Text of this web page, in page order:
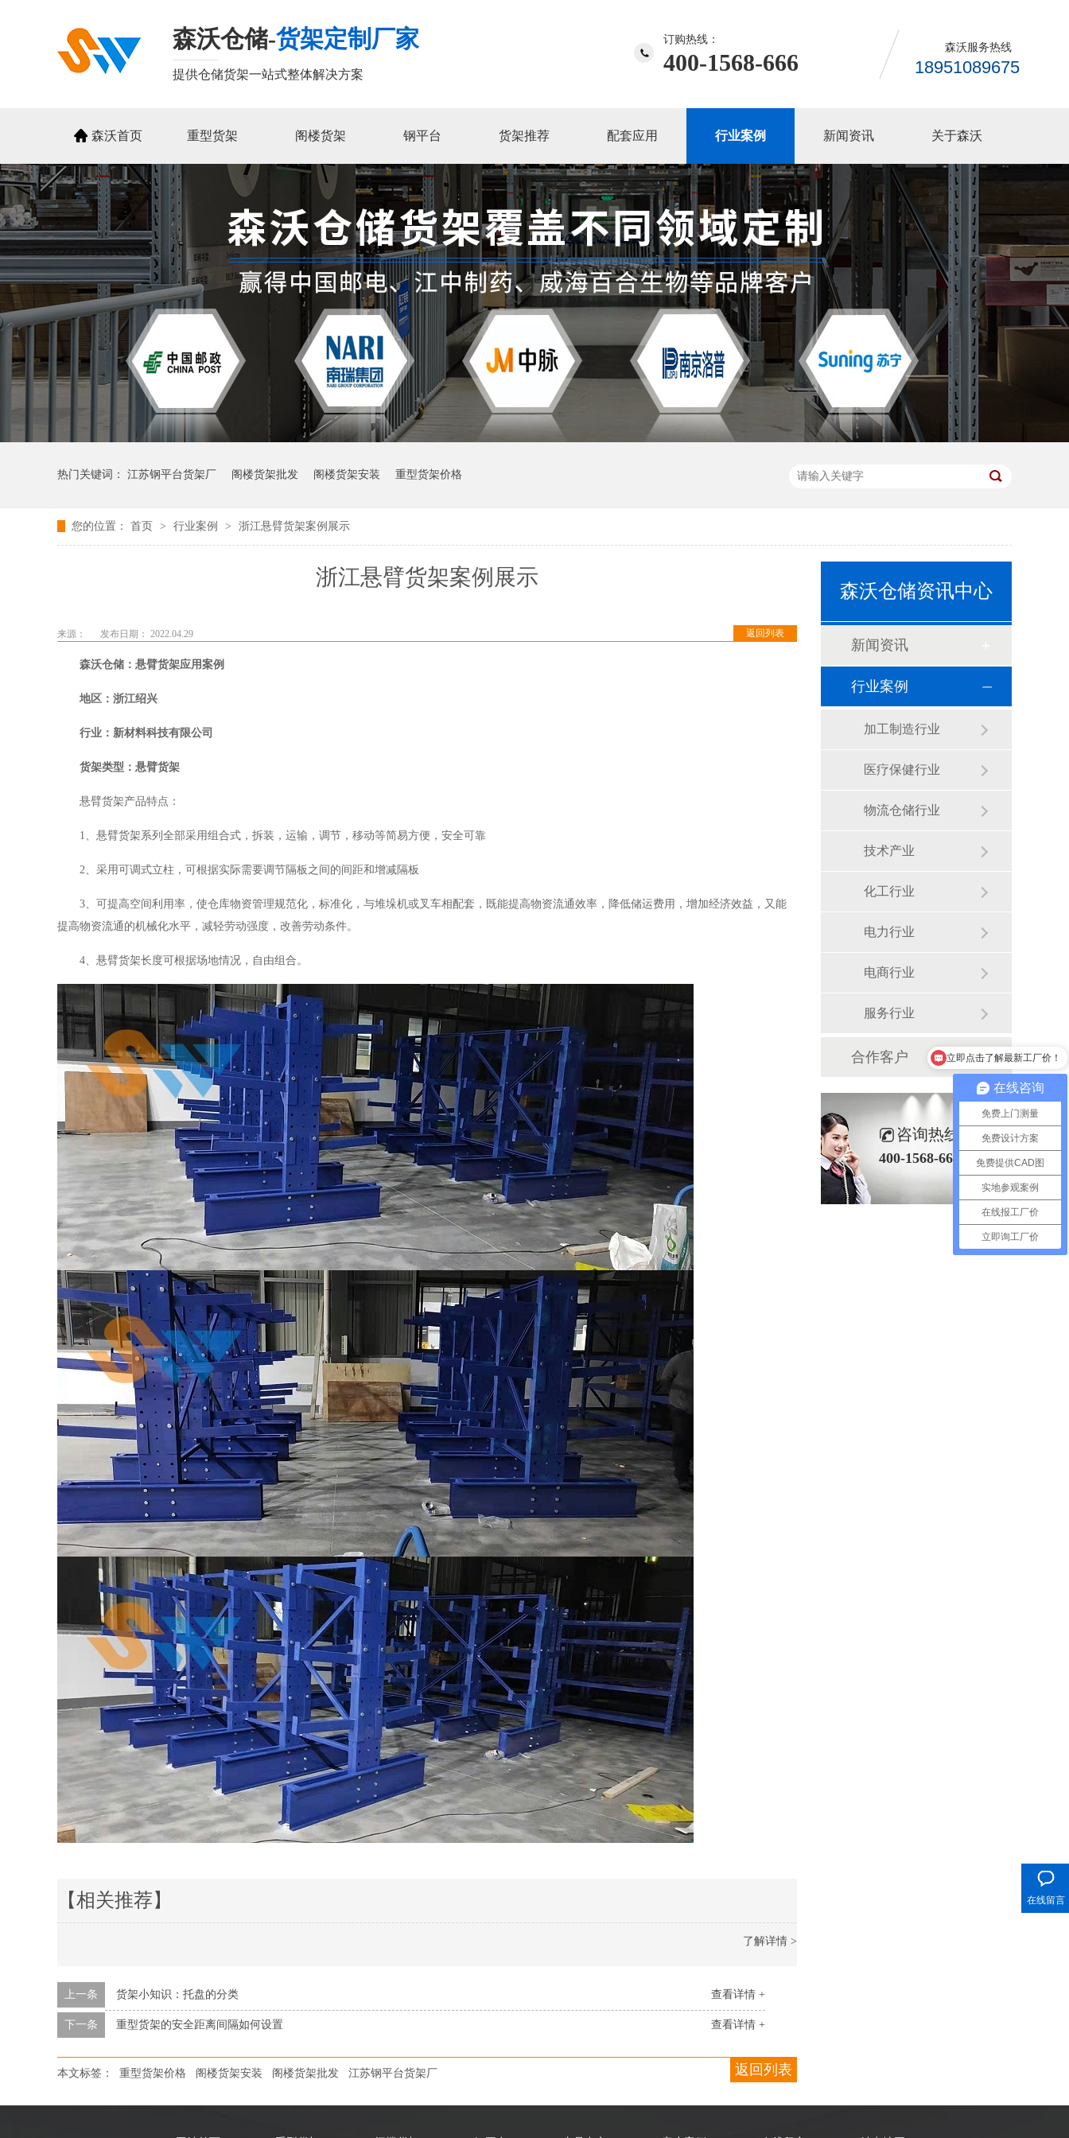
森沃仓储-货架定制厂家
提供仓储货架一站式整体解决方案
订购热线：
400-1568-666
森沃服务热线
18951089675
森沃首页 重型货架 阁楼货架 钢平台 货架推荐 配套应用 行业案例 新闻资讯 关于森沃
热门关键词： 江苏钢平台货架厂 阁楼货架批发 阁楼货架安装 重型货架价格
您的位置： 首页 > 行业案例 > 浙江悬臂货架案例展示
浙江悬臂货架案例展示
返回列表
来源： 发布日期： 2022.04.29
森沃仓储：悬臂货架应用案例
地区：浙江绍兴
行业：新材料科技有限公司
货架类型：悬臂货架
悬臂货架产品特点：
1、悬臂货架系列全部采用组合式，拆装，运输，调节，移动等简易方便，安全可靠
2、采用可调式立柱，可根据实际需要调节隔板之间的间距和增减隔板
3、可提高空间利用率，使仓库物资管理规范化，标准化，与堆垛机或叉车相配套，既能提高物资流通效率，降低储运费用，增加经济效益，又能
提高物资流通的机械化水平，减轻劳动强度，改善劳动条件。
4、悬臂货架长度可根据场地情况，自由组合。
【相关推荐】
了解详情 >
查看详情 +
上一条 货架小知识：托盘的分类
查看详情 +
下一条 重型货架的安全距离间隔如何设置
返回列表
本文标签： 重型货架价格 阁楼货架安装 阁楼货架批发 江苏钢平台货架厂
森沃仓储资讯中心
新闻资讯
行业案例
加工制造行业
医疗保健行业
物流仓储行业
技术产业
化工行业
电力行业
电商行业
服务行业
合作客户
咨询热线
400-1568-666
在线留言
在线咨询
免费上门测量
免费设计方案
免费提供CAD图
实地参观案例
在线报工厂价
立即询工厂价
立即点击了解最新工厂价！